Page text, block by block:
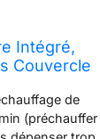
Intégré,
Couvercle
de
(préchauffer